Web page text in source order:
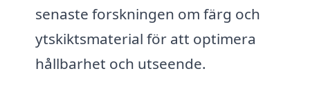
senaste forskningen om färg och
ytskiktsmaterial för att optimera
hållbarhet och utseende.